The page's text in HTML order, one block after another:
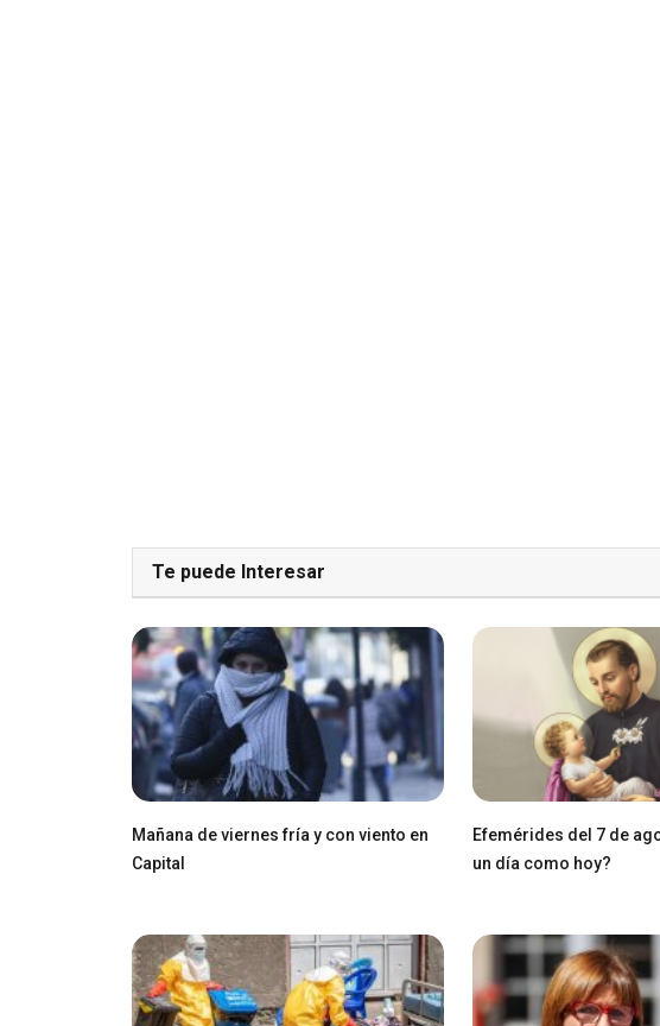
Te puede Interesar
Mañana de viernes fría y con viento en
Capital
Efemérides del 7 de
un día como hoy?